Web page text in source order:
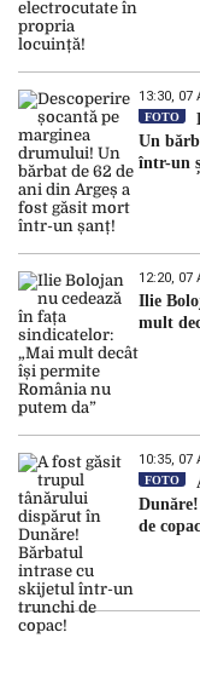
13:30, 07
FOTO
Un
într-un
12:20, 07
Ilie
mult
10:35, 07
FOTO
de